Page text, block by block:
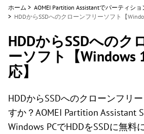
ホーム > AOMEI Partition Assistantでパーティシ
> HDDからSSDへのクローンフリーソフト【
HDDからSSDへのク
ーソフト【
応】
HDDからSSDへのクローンフリ
すか？AOMEI Partition Assistant
Windows PCでHDDをSSDに無料